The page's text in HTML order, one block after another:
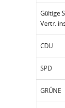
Gültige
Vertr.
CDU
SPD
GRÜNE